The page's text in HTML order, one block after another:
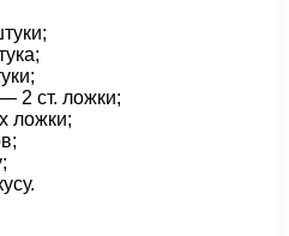
2 ст. ложки;
ложки;